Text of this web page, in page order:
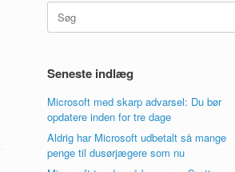
Søg
efter:
Seneste indlæg
Microsoft med skarp advarsel: Du bør
opdatere inden for tre dage
Aldrig har Microsoft udbetalt så mange
penge til dusørjægere som nu